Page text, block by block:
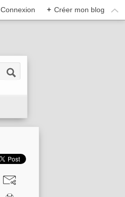
Connexion + Créer mon blog